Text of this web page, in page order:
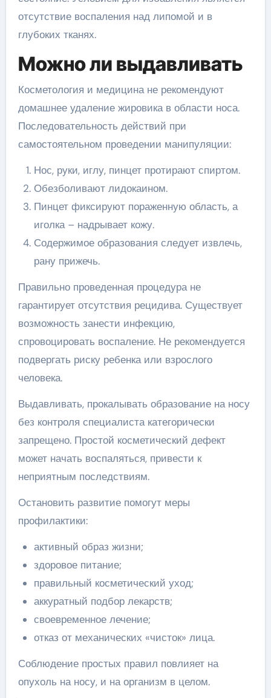
отсутствие воспаления над липомой и в
глубоких тканях.
Можно ли выдавливать
Косметология и медицина не рекомендуют
домашнее удаление жировика в области носа.
Последовательность действий при
самостоятельном проведении манипуляции:
Нос, руки, иглу, пинцет протирают спиртом.
Обезболивают лидокаином.
Пинцет фиксируют пораженную область, а
иголка – надрывает кожу.
Содержимое образования следует извлечь,
рану прижечь.
Правильно проведенная процедура не
гарантирует отсутствия рецидива. Существует
возможность занести инфекцию,
спровоцировать воспаление. Не рекомендуется
подвергать риску ребенка или взрослого
человека.
Выдавливать, прокалывать образование на носу
без контроля специалиста категорически
запрещено. Простой косметический дефект
может начать воспаляться, привести к
неприятным последствиям.
Остановить развитие помогут меры
профилактики:
активный образ жизни;
здоровое питание;
правильный косметический уход;
аккуратный подбор лекарств;
своевременное лечение;
отказ от механических «чисток» лица.
Соблюдение простых правил повлияет на
опухоль на носу, и на организм в целом.